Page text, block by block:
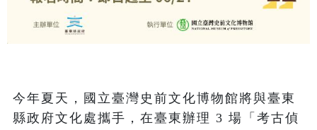
今年夏天，國立臺灣史前文化博物館將與臺東
縣政府文化處攜手，在臺東辦理 3 場「考古偵